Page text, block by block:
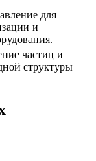
для
и
частиц и
структуры